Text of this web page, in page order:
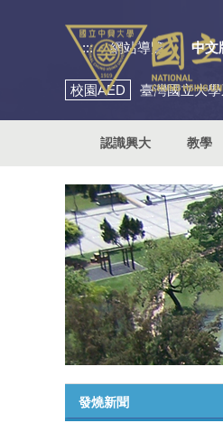
::: 網站導覽 中文
校園AED 臺灣國立大
認識興大 教學
發燒新聞